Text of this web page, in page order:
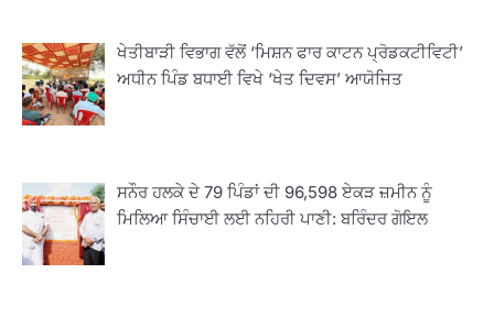
ਖੇਤੀਬਾੜੀ ਵਿਭਾਗ ਵੱਲੋਂ ‘ਮਿਸ਼ਨ ਫਾਰ ਕਾਟਨ ਪ੍ਰੋਡਕਟੀਵਿਟੀ’
ਅਧੀਨ ਪਿੰਡ ਬਧਾਈ ਵਿਖੇ ‘ਖੇਤ ਦਿਵਸ’ ਆਯੋਜਿਤ
ਸਨੌਰ ਹਲਕੇ ਦੇ 79 ਪਿੰਡਾਂ ਦੀ 96,598 ਏਕੜ ਜ਼ਮੀਨ ਨੂੰ
ਮਿਲਿਆ ਸਿੰਚਾਈ ਲਈ ਨਹਿਰੀ ਪਾਣੀ: ਬਰਿੰਦਰ ਗੋਇਲ